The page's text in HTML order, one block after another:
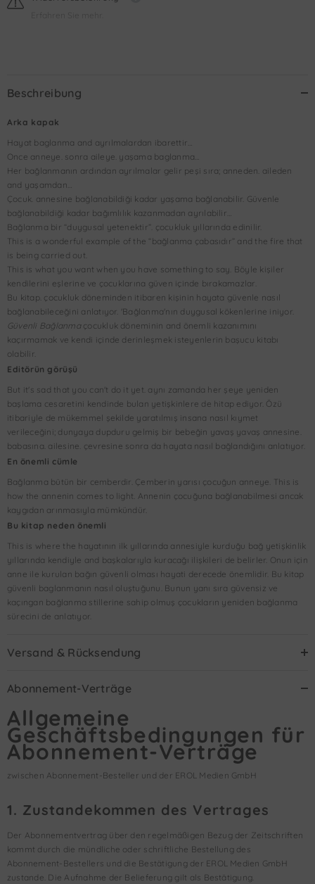
Beschreibung
Arka kapak
Hayat baglanma and ayrılmalardan ibarettir…
Once anneye. sonra aileye. yaşama baglanma…
Her bağlanmanın ardından ayrılmalar gelir peşi sıra; anneden. aileden
and yaşamdan…
Çocuk. annesine bağlanabildiği kadar yaşama bağlanabilir. Güvenle
bağlanabildiği kadar bağımlılık kazanmadan ayrılabilir…
Bağlanma bir “duygusal yetenektir”. çocukluk yıllarında edinilir.
This is a wonderful example of the “bağlanma çabasıdır” and the fire that
is being carried out.
This is what you want when you have something to say. Böyle kişiler
kendilerini eşlerine ve çocuklarına güven içinde bırakamazlar.
Bu kitap. çocukluk döneminden itibaren kişinin hayata güvenle nasıl
bağlanabileceğini anlatıyor. 'Bağlanma'nın duygusal kökenlerine iniyor.
Güvenli Bağlanmaçocukluk döneminin and önemli kazanımını
kaçırmamak ve kendi içinde derinleşmek isteyenlerin başucu kitabı
olabilir.
Editörün görüşü
But it's sad that you can't do it yet. aynı zamanda her şeye yeniden
başlama cesaretini kendinde bulan yetişkinlere de hitap ediyor. Özü
itibariyle de mükemmel şekilde yaratılmış insana nasıl kıymet
verileceğini; dunyaya dupduru gelmiş bir bebeğin yavaş yavaş annesine.
babasına. ailesine. çevresine sonra da hayata nasıl bağlandığını anlatıyor.
En önemli cümle
Bağlanma bütün bir cemberdir. Çemberin yarısı çocuğun anneye. This is
how the annenin comes to light. Annenin çocuğuna bağlanabilmesi ancak
kaygıdan arınmasıyla mümkündür.
Bu kitap neden önemli
This is where the hayatının ilk yıllarında annesiyle kurduğu bağ yetişkinlik
yıllarında kendiyle and başkalarıyla kuracağı ilişkileri de belirler. Onun için
anne ile kurulan bağın güvenli olması hayati derecede önemlidir. Bu kitap
güvenli baglanmanın nasıl oluştuğunu. Bunun yanı sıra güvensiz ve
kaçıngan bağlanma stillerine sahip olmuş çocukların yeniden bağlanma
sürecini de anlatıyor.
Versand & Rücksendung
Abonnement-Verträge
Allgemeine
Geschäftsbedingungen für
Abonnement-Verträge
zwischen Abonnement-Besteller und der EROL Medien GmbH
1. Zustandekommen des Vertrages
Der Abonnementvertrag über den regelmäßigen Bezug der Zeitschriften
kommt durch die mündliche oder schriftliche Bestellung des
Abonnement-Bestellers und die Bestätigung der EROL Medien GmbH
zustande. Die Aufnahme der Belieferung gilt als Bestätigung.